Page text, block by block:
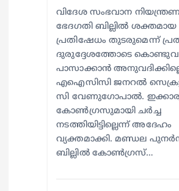
വിദേശ സംഭവാന
ഭേദഗതി ബില്ലിൽ ശക്തമായ
പ്രതിഷേധം തുടരുമെന്ന്
ദുരുദ്ദേശത്തോടെ
പാസാക്കാൻ
എഐസിസി ജനറൽ
സി വേണുഗോപാൽ.
കോൺഗ്രസുമായി ചർച്ച
നടത്തിയിട്ടില്ലെന്ന് അദേഹം
വ്യക്തമാക്കി. മണ്ഡല
ബില്ലിൽ കോൺഗ്രസ്…